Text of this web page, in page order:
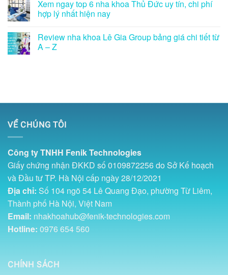
Xem ngay top 6 nha khoa Thủ Đức uy tín, chi phí
hợp lý nhất hiện nay
Review nha khoa Lê Gia Group bảng giá chi tiết từ
A – Z
VỀ CHÚNG TÔI
Công ty TNHH Fenik Technologies
Giấy chứng nhận ĐKKD số 0109872256 do Sở Kế hoạch
và Đầu tư TP. Hà Nội cấp ngày 28/12/2021
Địa chỉ: Số 104 ngõ 54 Lê Quang Đạo, phường Từ Liêm,
Thành phố Hà Nội, Việt Nam
Email: nhakhoahub@fenik-technologies.com
Hotline: 0976 654 560
CHÍNH SÁCH